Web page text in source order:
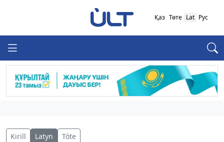
Қаз Төте Lat Рус
Kirill Latyn Tóte